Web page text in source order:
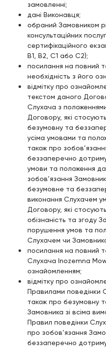
замовленні;
дані Виконавця;
обраний Замовником
консультаційних
сертифікаційного
В1, В2, С1 або С2);
посилання на повний
необхідність з його
відмітку про
текстом даного
Слухача з
Договору, які
безумовну та
усіма умовами та
також про
беззаперечно
умови та положення
зобов’язання
безумовне та
виконання Слухачем
Договору, які
обізнаність та згоду
порушення умов та
Слухачем чи
посилання на повний
Слухача Inozemna
ознайомленням;
відмітку про
Правилами поведінки
також про безумовну
Замовника зі всіма
Правил поведінки
про зобов’язання
беззаперечно